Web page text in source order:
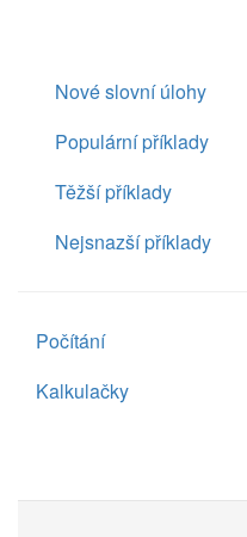
Nové slovní úlohy
Populární příklady
Těžší příklady
Nejsnazší příklady
Počítání
Kalkulačky